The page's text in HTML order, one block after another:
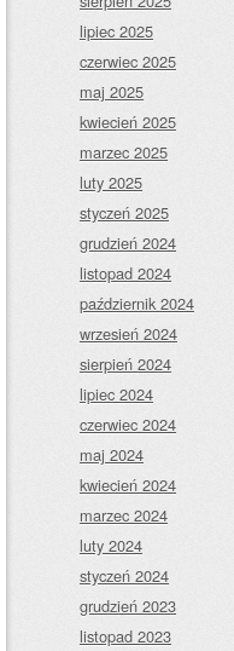
lipiec 2025
czerwiec 2025
maj 2025
kwiecień 2025
marzec 2025
luty 2025
styczeń 2025
grudzień 2024
listopad 2024
październik 2024
wrzesień 2024
sierpień 2024
lipiec 2024
czerwiec 2024
maj 2024
kwiecień 2024
marzec 2024
luty 2024
styczeń 2024
grudzień 2023
listopad 2023